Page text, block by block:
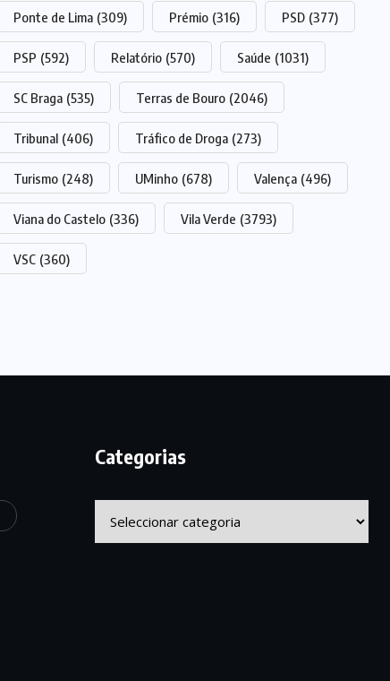
Ponte de Lima (309) Prémio (316) PSD (377)
PSP (592) Relatório (570) Saúde (1031)
SC Braga (535) Terras de Bouro (2046)
Tribunal (406) Tráfico de Droga (273)
Turismo (248) UMinho (678) Valença (496)
Viana do Castelo (336) Vila Verde (3793)
VSC (360)
Categorias